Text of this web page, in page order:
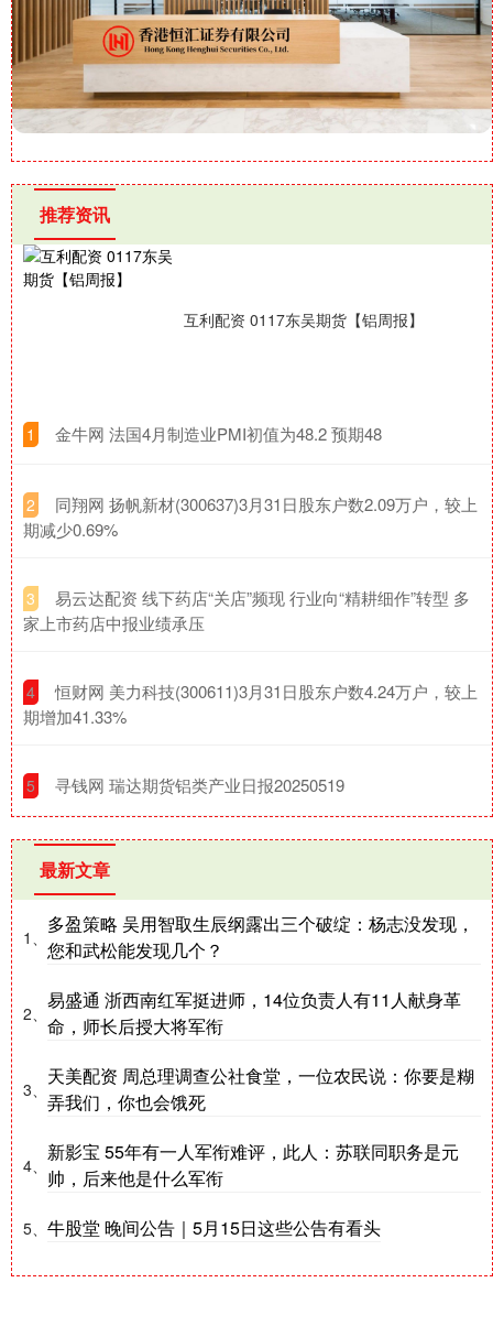
推荐资讯
互利配资 0117东吴期货【铝周报】
1 ​金牛网 法国4月制造业PMI初值为48.2 预期48
2
​同翔网 扬帆新材(300637)3月31日股东户数2.09万户，较上
期减少0.69%
3
​易云达配资 线下药店“关店”频现 行业向“精耕细作”转型 多
家上市药店中报业绩承压
4
​恒财网 美力科技(300611)3月31日股东户数4.24万户，较上
期增加41.33%
5 ​寻钱网 瑞达期货铝类产业日报20250519
最新文章
1、
多盈策略 吴用智取生辰纲露出三个破绽：杨志没发现，
您和武松能发现几个？
2、
易盛通 浙西南红军挺进师，14位负责人有11人献身革
命，师长后授大将军衔
3、
天美配资 周总理调查公社食堂，一位农民说：你要是糊
弄我们，你也会饿死
4、
新影宝 55年有一人军衔难评，此人：苏联同职务是元
帅，后来他是什么军衔
5、 牛股堂 晚间公告｜5月15日这些公告有看头